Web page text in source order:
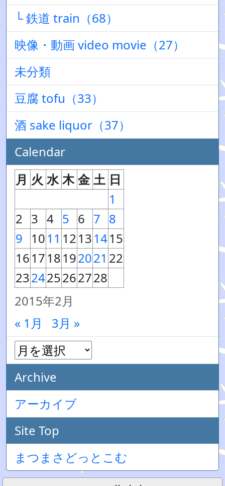
└ 鉄道 train（68）
映像・動画 video movie（27）
未分類
豆腐 tofu（33）
酒 sake liquor（37）
Calendar
2015年2月
月 火 水 木 金 土 日
1
2 3 4 5 6 7 8
9
1011 12131415
161718192021 22
232425262728
« 1月 3月 »
Archive
アーカイブ
Site Top
まつまさどっとこむ